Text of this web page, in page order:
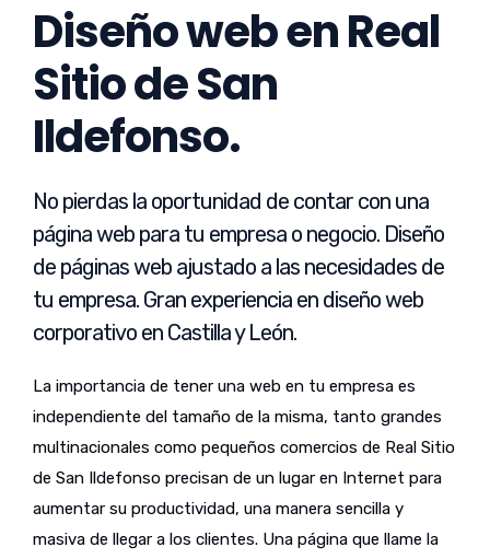
Diseño web en Real
Sitio de San
Ildefonso.
No pierdas la oportunidad de contar con una
página web para tu empresa o negocio. Diseño
de páginas web ajustado a las necesidades de
tu empresa. Gran experiencia en diseño web
corporativo en Castilla y León.
La importancia de tener una web en tu empresa es
independiente del tamaño de la misma, tanto grandes
multinacionales como pequeños comercios de Real Sitio
de San Ildefonso precisan de un lugar en Internet para
aumentar su productividad, una manera sencilla y
masiva de llegar a los clientes. Una página que llame la